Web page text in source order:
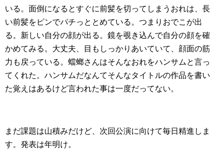
いる。面倒になるとすぐに前髪を切ってしまうおれは、長
い前髪をピンでパチっととめている。つまりおでこが出
る。新しい自分の顔が出る。鏡を覗き込んで自分の顔を確
かめてみる。大丈夫、目もしっかりあいていて、顔面の筋
力も戻っている。蟷螂さんはそんなおれをハンサムと言っ
てくれた。ハンサムだなんてそんなタイトルの作品を書い
た覚えはあるけど言われた事は一度だってない。
まだ課題は山積みだけど、次回公演に向けて毎日精進しま
す。発表は年明け。